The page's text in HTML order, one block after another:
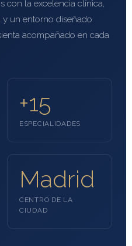
con la excelencia clínica,
un entorno diseñado
acompañado en cada
+15
ESPECIALIDADES
Madrid
CENTRO DE LA
CIUDAD